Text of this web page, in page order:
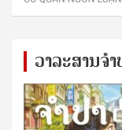
ວາລະສານຈຳ